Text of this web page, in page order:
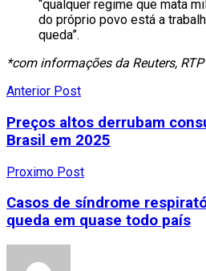
“qualquer regime que mata
do próprio povo está a
queda”.
*com informações da Reuters,
Anterior Post
Preços altos derrubam
Brasil em 2025
Proximo Post
Casos de síndrome
queda em quase todo país